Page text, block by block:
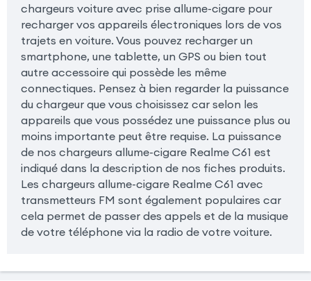
chargeurs voiture avec prise allume-cigare pour
recharger vos appareils électroniques lors de vos
trajets en voiture. Vous pouvez recharger un
smartphone, une tablette, un GPS ou bien tout
autre accessoire qui possède les même
connectiques. Pensez à bien regarder la puissance
du chargeur que vous choisissez car selon les
appareils que vous possédez une puissance plus ou
moins importante peut être requise. La puissance
de nos chargeurs allume-cigare Realme C61 est
indiqué dans la description de nos fiches produits.
Les chargeurs allume-cigare Realme C61 avec
transmetteurs FM sont également populaires car
cela permet de passer des appels et de la musique
de votre téléphone via la radio de votre voiture.